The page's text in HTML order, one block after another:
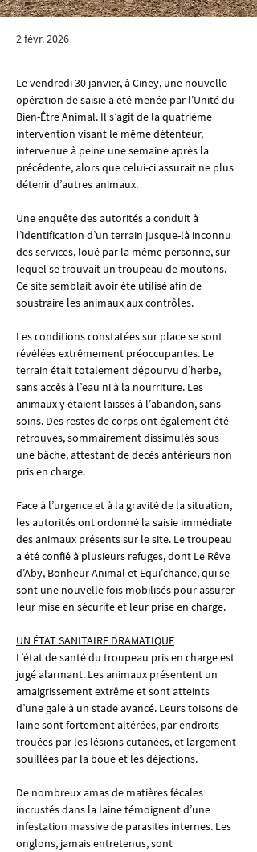
2 févr. 2026
Le vendredi 30 janvier, à Ciney, une nouvelle
opération de saisie a été menée par l’Unité du
Bien-Être Animal. Il s’agit de la quatrième
intervention visant le même détenteur,
intervenue à peine une semaine après la
précédente, alors que celui-ci assurait ne plus
détenir d’autres animaux.
Une enquête des autorités a conduit à
l’identification d’un terrain jusque-là inconnu
des services, loué par la même personne, sur
lequel se trouvait un troupeau de moutons.
Ce site semblait avoir été utilisé afin de
soustraire les animaux aux contrôles.
Les conditions constatées sur place se sont
révélées extrêmement préoccupantes. Le
terrain était totalement dépourvu d’herbe,
sans accès à l’eau ni à la nourriture. Les
animaux y étaient laissés à l’abandon, sans
soins. Des restes de corps ont également été
retrouvés, sommairement dissimulés sous
une bâche, attestant de décès antérieurs non
pris en charge.
Face à l’urgence et à la gravité de la situation,
les autorités ont ordonné la saisie immédiate
des animaux présents sur le site. Le troupeau
a été confié à plusieurs refuges, dont Le Rêve
d’Aby, Bonheur Animal et Equi’chance, qui se
sont une nouvelle fois mobilisés pour assurer
leur mise en sécurité et leur prise en charge.
UN ÉTAT SANITAIRE DRAMATIQUE
L’état de santé du troupeau pris en charge est
jugé alarmant. Les animaux présentent un
amaigrissement extrême et sont atteints
d’une gale à un stade avancé. Leurs toisons de
laine sont fortement altérées, par endroits
trouées par les lésions cutanées, et largement
souillées par la boue et les déjections.
De nombreux amas de matières fécales
incrustés dans la laine témoignent d’une
infestation massive de parasites internes. Les
onglons, jamais entretenus, sont